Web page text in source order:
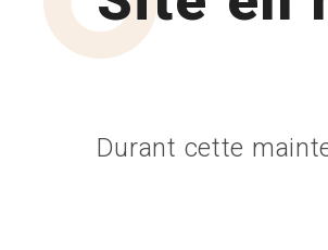
Durant cette